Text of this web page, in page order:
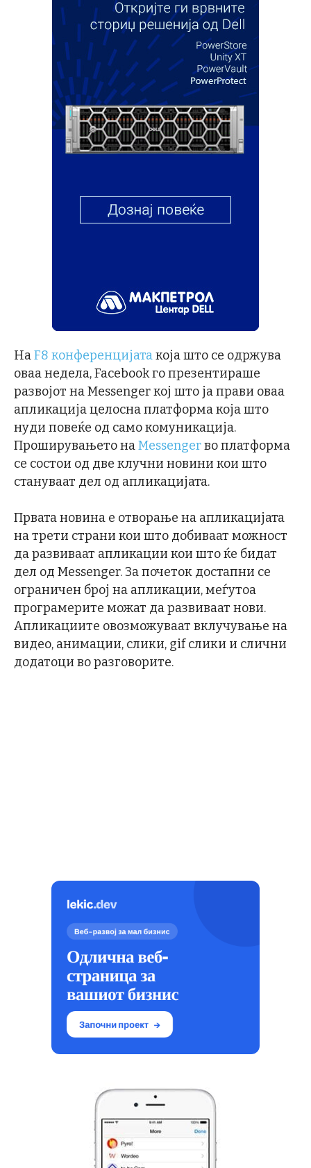
НаF8 конференцијатакоја што се одржува
оваа недела, Facebook го презентираше
развојот на Messenger кој што ја прави оваа
апликација целосна платформа која што
нуди повеќе од само комуникација.
Проширувањето наMessengerво платформа
се состои од две клучни новини кои што
стануваат дел од апликацијата.
Првата новина е отворање на апликацијата
на трети страни кои што добиваат можност
да развиваат апликации кои што ќе бидат
дел од Messenger. За почеток достапни се
ограничен број на апликации, меѓутоа
програмерите можат да развиваат нови.
Апликациите овозможуваат вклучување на
видео, анимации, слики, gif слики и слични
додатоци во разговорите.